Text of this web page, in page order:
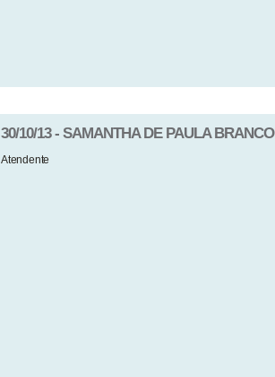
30/10/13 - SAMANTHA DE PAULA BRANCO
Atendente